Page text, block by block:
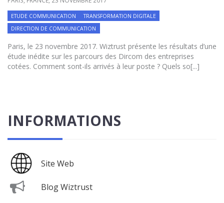
ETUDE COMMUNICATION
TRANSFORMATION DIGITALE
DIRECTION DE COMMUNICATION
Paris, le 23 novembre 2017. Wiztrust présente les résultats d’une
étude inédite sur les parcours des Dircom des entreprises
cotées. Comment sont-ils arrivés à leur poste ? Quels so[...]
INFORMATIONS
Site Web
Blog Wiztrust